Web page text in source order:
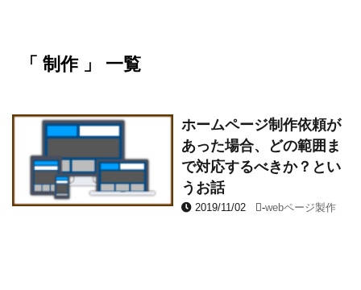
「 制作 」 一覧
ホームページ制作依頼が
あった場合、どの範囲ま
で対応するべきか？とい
うお話
2019/11/02 -webページ製作